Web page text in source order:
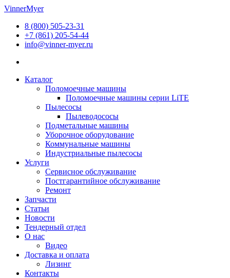
Перейти
содержимому
VinnerMyer
8 (800) 505-23-31
+7 (861) 205-54-44
info@vinner-myer.ru
Каталог
Поломоечные машины
Поломоечные машины серии LiTE
Пылесосы
Пылеводососы
Подметальные машины
Уборочное оборудование
Коммунальные машины
Индустриальные пылесосы
Услуги
Сервисное обслуживание
Постгарантийное обслуживание
Ремонт
Запчасти
Статьи
Новости
Тендерный отдел
О нас
Видео
Доставка и оплата
Лизинг
Контакты